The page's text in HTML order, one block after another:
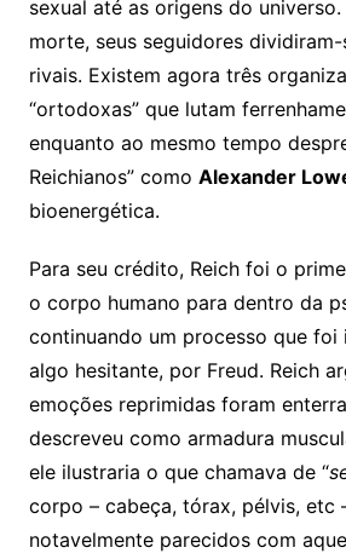
sexual até as origens do
morte, seus seguidores
rivais. Existem agora três
“ortodoxas” que lutam
enquanto ao mesmo tempo
Reichianos” como Alexander
bioenergética.
Para seu crédito, Reich foi o
o corpo humano para dentro da
continuando um processo que foi
algo hesitante, por Freud. Reich
emoções reprimidas foram
descreveu como armadura
ele ilustraria o que chamava de “
corpo – cabeça, tórax, pélvis, etc
notavelmente parecidos com